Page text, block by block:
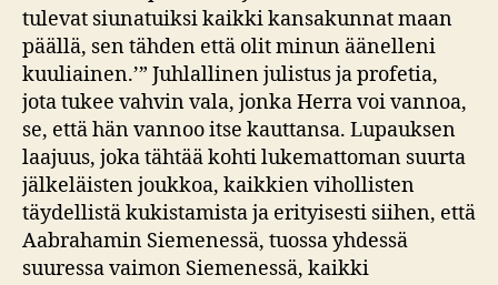
tulevat siunatuiksi kaikki kansakunnat maan
päällä, sen tähden että olit minun äänelleni
kuuliainen.’” Juhlallinen julistus ja profetia,
jota tukee vahvin vala, jonka Herra voi vannoa,
se, että hän vannoo itse kauttansa. Lupauksen
laajuus, joka tähtää kohti lukemattoman suurta
jälkeläisten joukkoa, kaikkien vihollisten
täydellistä kukistamista ja erityisesti siihen, että
Aabrahamin Siemenessä, tuossa yhdessä
suuressa vaimon Siemenessä, kaikki